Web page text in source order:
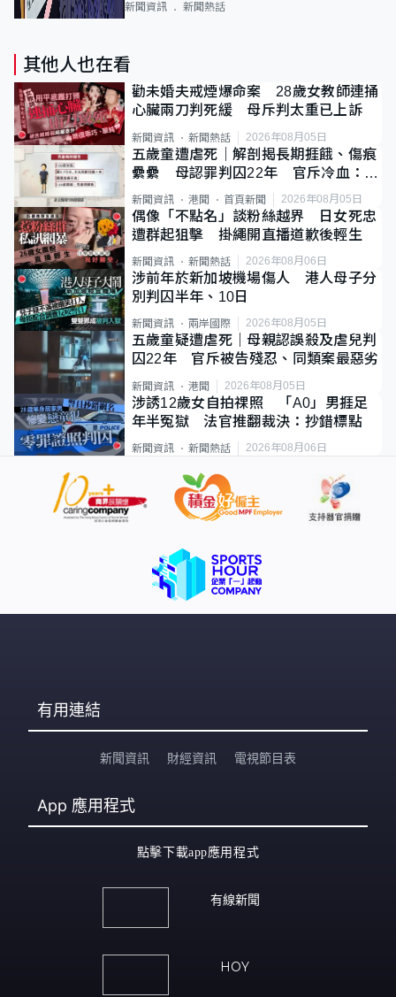
新聞資訊 新聞熱話
其他人也在看
勸未婚夫戒煙爆命案 28歲女教師連捅
心臟兩刀判死緩 母斥判太重已上訴
新聞資訊 新聞熱話 2026年08月05日
五歲童遭虐死｜解剖揭長期捱餓、傷痕
纍纍 母認罪判囚22年 官斥冷血：同
類案最惡劣
新聞資訊 港聞 首頁新聞 2026年08月05日
偶像「不點名」談粉絲越界 日女死忠
遭群起狙擊 掛繩開直播道歉後輕生
新聞資訊 新聞熱話 2026年08月06日
涉前年於新加坡機場傷人 港人母子分
別判囚半年、10日
新聞資訊 兩岸國際 2026年08月05日
五歲童疑遭虐死｜母親認誤殺及虐兒判
囚22年 官斥被告殘忍、同類案最惡劣
新聞資訊 港聞 2026年08月05日
涉誘12歲女自拍祼照 「A0」男捱足
年半冤獄 法官推翻裁決：抄錯標點
新聞資訊 新聞熱話 2026年08月06日
有用連結
新聞資訊 財經資訊 電視節目表
App 應用程式
點擊下載app應用程式
有線新聞
HOY